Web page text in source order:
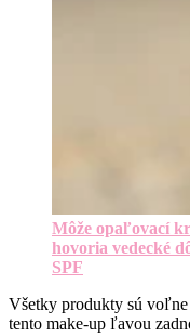
Môže opaľovací
hovoria vedecké
SPF
Všetky produkty sú voľne
tento make-up ľavou